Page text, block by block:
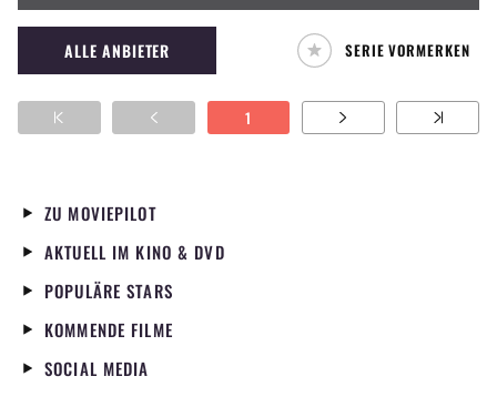
Unternehmens WeWork und der chaotischen
Liebe der beiden Narzissten Adam und
Rebekah Neumann erzählt.
ALLE ANBIETER SERIE VORMERKEN
1
ZU MOVIEPILOT
AKTUELL IM KINO & DVD
POPULÄRE STARS
KOMMENDE FILME
SOCIAL MEDIA